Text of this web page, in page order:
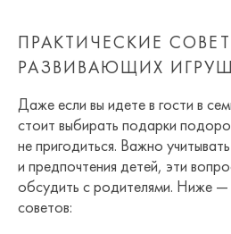
ПРАКТИЧЕСКИЕ
РАЗВИВАЮЩИХ
Даже если вы идете в гости в
стоит выбирать подарки
не пригодиться. Важно
и предпочтения детей, эти
обсудить с родителями. Ниже —
советов: